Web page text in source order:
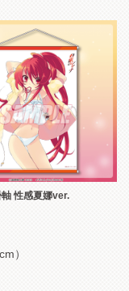
性感夏娜ver.
）